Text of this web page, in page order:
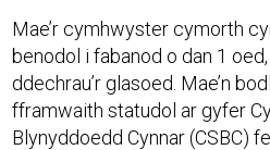
Mae’r cymhwyster cymorth
benodol i fabanod o dan 1
ddechrau’r glasoed. Mae’n
fframwaith statudol ar gyfer
Blynyddoedd Cynnar (CSBC)